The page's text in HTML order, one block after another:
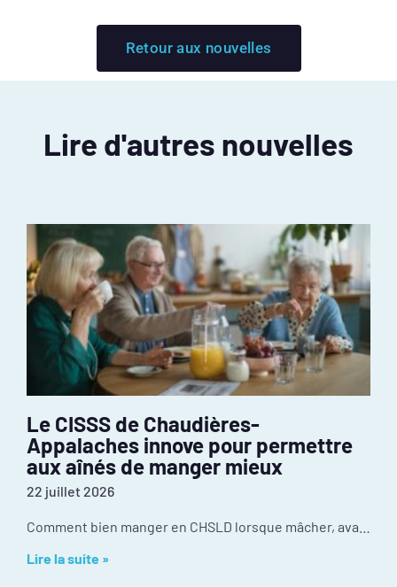
Retour aux nouvelles
Lire d'autres nouvelles
Le CISSS de Chaudières-
Appalaches innove pour permettre
aux aînés de manger mieux
22 juillet 2026
Lire la suite »